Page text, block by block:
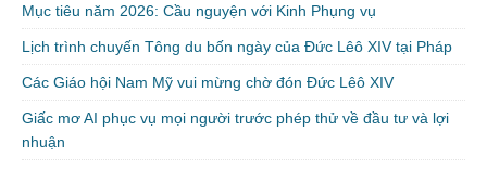
Mục tiêu năm 2026: Cầu nguyện với Kinh Phụng vụ
Lịch trình chuyến Tông du bốn ngày của Đức Lêô XIV tại Pháp
Các Giáo hội Nam Mỹ vui mừng chờ đón Đức Lêô XIV
Giấc mơ AI phục vụ mọi người trước phép thử về đầu tư và lợi
nhuận